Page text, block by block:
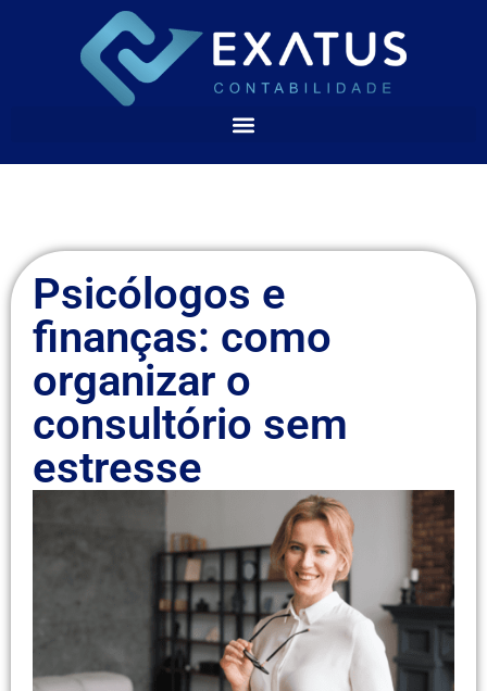
Psicólogos e
finanças: como
organizar o
consultório sem
estresse